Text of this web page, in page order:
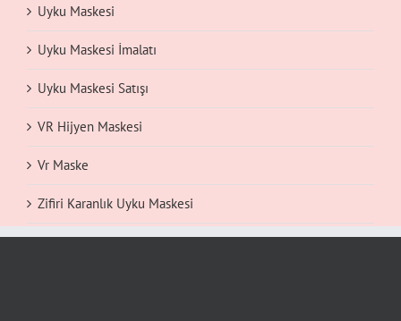
Uyku Maskesi
Uyku Maskesi İmalatı
Uyku Maskesi Satışı
VR Hijyen Maskesi
Vr Maske
Zifiri Karanlık Uyku Maskesi